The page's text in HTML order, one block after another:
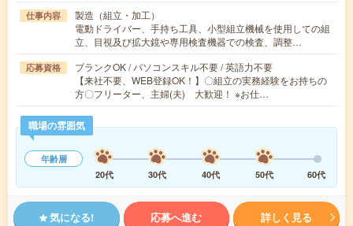
仕事内容
製造（組立・加工）
電動ドライバー、手持ち工具、小型組立機械を使用しての組
立、目視及び拡大鏡や専用検査機器での検査、調整…
応募資格
ブランクOK / パソコンスキル不要 / 英語力不要
【来社不要、WEB登録OK！】〇組立の実務経験をお持ちの
方〇フリーター、主婦(夫) 大歓迎！ ※お仕…
職場の雰囲気
年齢層
20代
30代 40代 50代 60代
気になる! 応募へ進む 詳しく見る